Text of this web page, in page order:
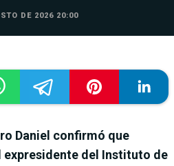
DE 2026 20:00
Daniel confirmó que
expresidente del Instituto de